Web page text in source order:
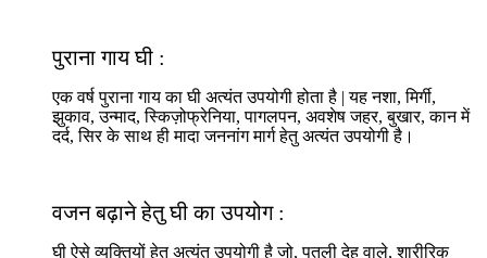
पुराना गाय घी :
एक वर्ष पुराना गाय का घी अत्यंत उपयोगी होता है | यह नशा, मिर्गी,
झुकाव, उन्माद, स्किज़ोफ्रेनिया, पागलपन, अवशेष जहर, बुखार, कान में
दर्द, सिर के साथ ही मादा जननांग मार्ग हेतु अत्यंत उपयोगी है।
वजन बढ़ाने हेतु घी का उपयोग :
घी ऐसे व्यक्तियों हेतु अत्यंत उपयोगी है जो, पतली देह वाले, शारीरिक